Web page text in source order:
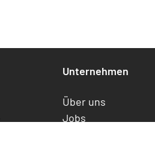
Unternehmen
Über uns
Jobs